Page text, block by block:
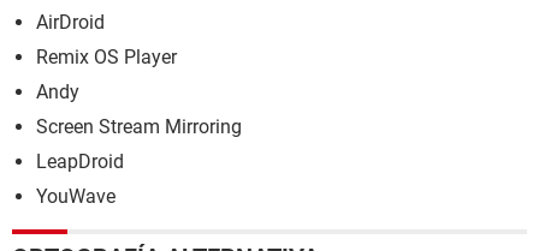
AirDroid
Remix OS Player
Andy
Screen Stream Mirroring
LeapDroid
YouWave